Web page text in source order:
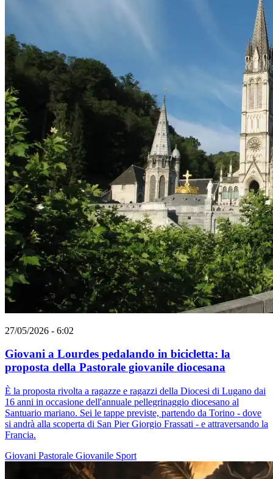
27/05/2026 - 6:02
Giovani a Lourdes pedalando in bicicletta: la
proposta della Pastorale giovanile diocesana
È la proposta rivolta a ragazze e ragazzi della Diocesi di Lugano dai
16 anni in occasione dell'annuale pellegrinaggio diocesano al
Santuario mariano. Sei le tappe previste, partendo da Torino - dove
si andrà alla scoperta di San Pier Giorgio Frassati - e attraversando la
Francia.
Giovani Pastorale Giovanile Sport